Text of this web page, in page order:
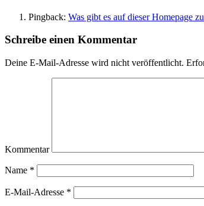
Pingback: Was gibt es auf dieser Homepage
Schreibe einen Kommentar
Deine E-Mail-Adresse wird nicht veröffentlicht.
Kommentar
Name *
E-Mail-Adresse *